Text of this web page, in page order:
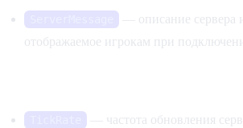
— описание сервера
отображаемое игрокам при
— частота обновления